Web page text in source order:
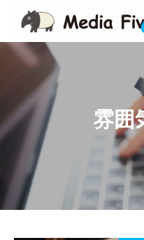
企業を知る
企業理念
代表挨拶
会社沿革
会社概要
雰囲